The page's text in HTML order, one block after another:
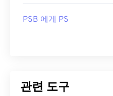
PSB 에게 PS
관련 도구